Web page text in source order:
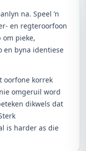
na. Speel ’n
en regteroorfoon
pieke,
en byna identiese
oorfone korrek
omgeruil word
dikwels dat
is harder as die